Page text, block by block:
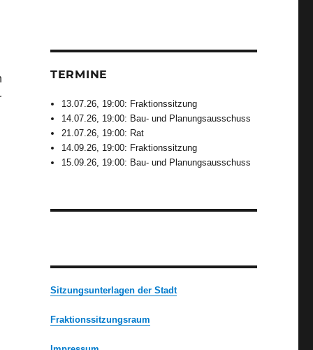
TERMINE
13.07.26, 19:00: Fraktionssitzung
14.07.26, 19:00: Bau- und Planungsausschuss
21.07.26, 19:00: Rat
14.09.26, 19:00: Fraktionssitzung
15.09.26, 19:00: Bau- und Planungsausschuss
Sitzungsunterlagen der Stadt
Fraktionssitzungsraum